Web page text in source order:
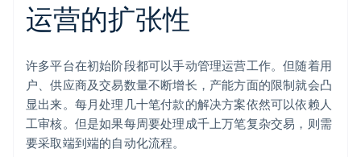
运营的扩张性
许多平台在初始阶段都可以手动管理运营工作。但随着用
户、供应商及交易数量不断增长，产能方面的限制就会凸
显出来。每月处理几十笔付款的解决方案依然可以依赖人
工审核。但是如果每周要处理成千上万笔复杂交易，则需
要采取端到端的自动化流程。